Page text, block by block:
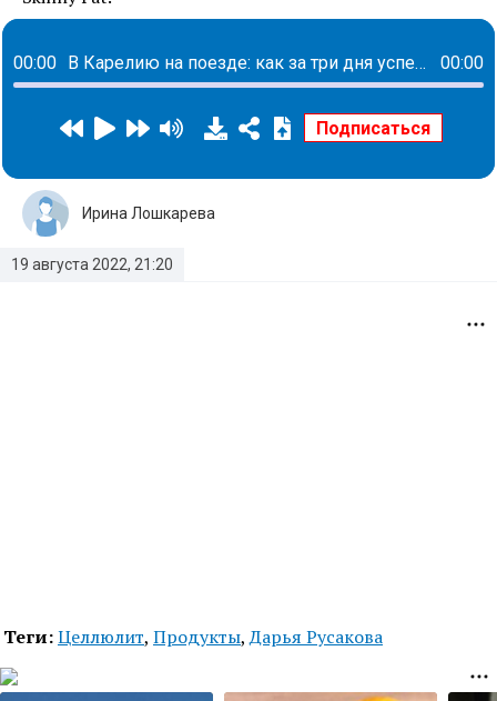
00:00 В Карелию на поезде: как за три дня успеть посмотреть самое интересное в стране северных сияний и белых ночей 00:00
19 августа 2022, 21:20
Ирина Лошкарева
Теги:Целлюлит, Продукты,Дарья Русакова